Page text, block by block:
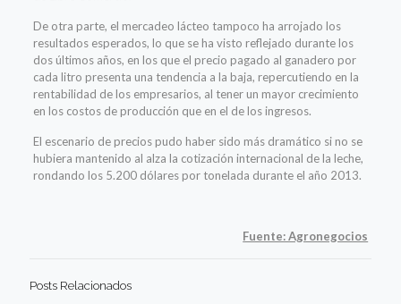
De otra parte, el mercadeo lácteo tampoco ha arrojado los
resultados esperados, lo que se ha visto reflejado durante los
dos últimos años, en los que el precio pagado al ganadero por
cada litro presenta una tendencia a la baja, repercutiendo en la
rentabilidad de los empresarios, al tener un mayor crecimiento
en los costos de producción que en el de los ingresos.
El escenario de precios pudo haber sido más dramático si no se
hubiera mantenido al alza la cotización internacional de la leche,
rondando los 5.200 dólares por tonelada durante el año 2013.
Fuente: Agronegocios
Posts Relacionados